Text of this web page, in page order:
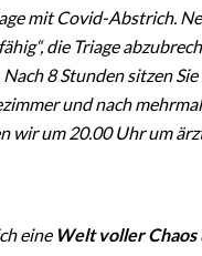
mit Covid-Abstrich.
die Triage
Nach 8 Stunden sitzen
und nach
wir um 20.00 Uhr um
eine Welt voller Chaos